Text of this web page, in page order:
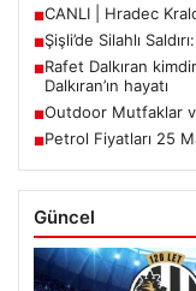
■CANLI | Hradec
■Şişli’de Silahlı
■Rafet Dalkıran
Dalkıran’ın hayatı
■Outdoor Mutfaklar
■Petrol Fiyatları 25
Güncel